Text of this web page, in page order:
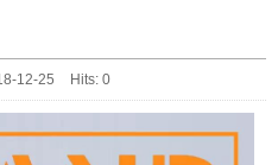
12-25 Hits: 0